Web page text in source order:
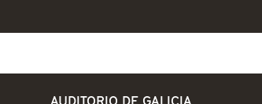
AUDITORIO DE GALICIA